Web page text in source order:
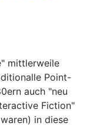
mittlerweile
Point-
auch "neu
Fiction"
in diese